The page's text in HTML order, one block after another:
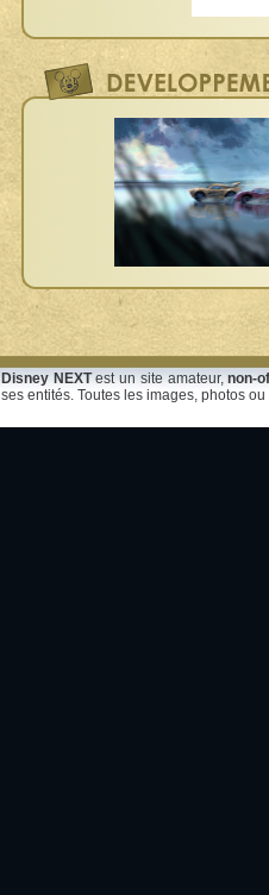
Disney NEXTest un site amateur,non-
ses entités. Toutes les images, photos